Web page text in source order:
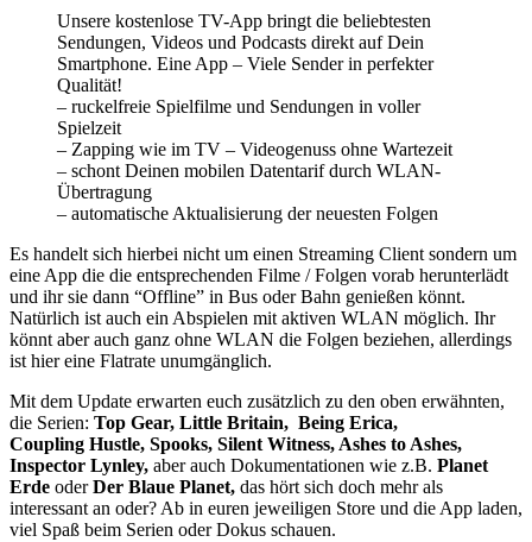
Unsere kostenlose TV-App bringt die beliebtesten
Sendungen, Videos und Podcasts direkt auf Dein
Smartphone. Eine App – Viele Sender in perfekter
Qualität!
– ruckelfreie Spielfilme und Sendungen in voller
Spielzeit
– Zapping wie im TV – Videogenuss ohne Wartezeit
– schont Deinen mobilen Datentarif durch WLAN-
Übertragung
– automatische Aktualisierung der neuesten Folgen
Es handelt sich hierbei nicht um einen Streaming Client sondern um
eine App die die entsprechenden Filme / Folgen vorab herunterlädt
und ihr sie dann “Offline” in Bus oder Bahn genießen könnt.
Natürlich ist auch ein Abspielen mit aktiven WLAN möglich. Ihr
könnt aber auch ganz ohne WLAN die Folgen beziehen, allerdings
ist hier eine Flatrate unumgänglich.
Mit dem Update erwarten euch zusätzlich zu den oben erwähnten,
die Serien: Top Gear, Little Britain, Being Erica,
Coupling Hustle, Spooks, Silent Witness, Ashes to Ashes,
Inspector Lynley, aber auch Dokumentationen wie z.B. Planet
Erde oderDer Blaue Planet, das hört sich doch mehr als
interessant an oder? Ab in euren jeweiligen Store und die App laden,
viel Spaß beim Serien oder Dokus schauen.